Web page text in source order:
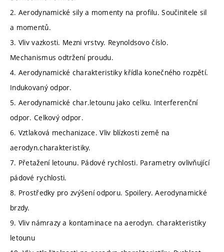
2. Aerodynamické sily a momenty na profilu. Součinitele sil
a momentů.
3. Vliv vazkosti. Mezni vrstvy. Reynoldsovo číslo.
Mechanismus odtržení proudu.
4. Aerodynamické charakteristiky křídla konečného rozpětí.
Indukovaný odpor.
5. Aerodynamické char.letounu jako celku. Interferenční
odpor. Celkový odpor.
6. Vztlaková mechanizace. Vliv blízkosti země na
aerodyn.charakteristiky.
7. Přetažení letounu. Pádové rychlosti. Parametry ovlivňující
pádové rychlosti.
8. Prostředky pro zvýšení odporu. Spoilery. Aerodynamické
brzdy.
9. Vliv námrazy a kontaminace na aerodyn. charakteristiky
letounu